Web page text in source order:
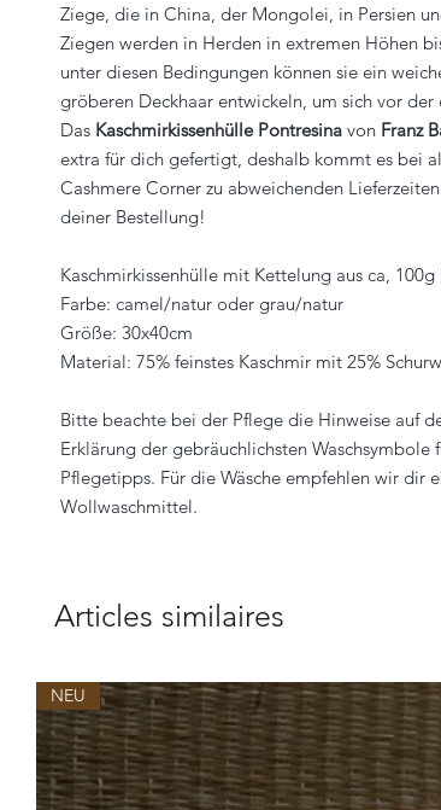
Ziege, die in China, der Mongolei, in Persien
Ziegen werden in Herden in extremen Höhen
unter diesen Bedingungen können sie ein
gröberen Deckhaar entwickeln, um sich vor der
Das Kaschmirkissenhülle Pontresina von Franz
extra für dich gefertigt, deshalb kommt es bei
Cashmere Corner zu abweichenden
deiner Bestellung!
Kaschmirkissenhülle mit Kettelung aus ca,
Farbe: camel/natur oder grau/natur
Größe: 30x40cm
Material: 75% feinstes Kaschmir mit 25%
Bitte beachte bei der Pflege die Hinweise auf
Erklärung der gebräuchlichsten Waschsymbole
Pflegetipps. Für die Wäsche empfehlen wir dir
Wollwaschmittel.
Articles similaires
NEU